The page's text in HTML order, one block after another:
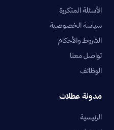
الأسئلة المتكررة
سياسة الخصوصية
الشروط والأحكام
تواصل معنا
الوظائف
مدونة عطلات
الرئيسية